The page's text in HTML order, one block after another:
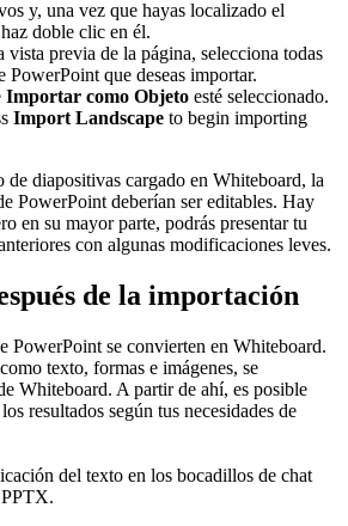
y, una vez que hayas localizado el
doble clic en él.
vista previa de la página, selecciona todas
PowerPoint que deseas importar.
Importar como Objeto esté seleccionado.
Import Landscape to begin importing
diapositivas cargado en Whiteboard, la
PowerPoint deberían ser editables. Hay
en su mayor parte, podrás presentar tu
con algunas modificaciones leves.
de la importación
PowerPoint se convierten en Whiteboard.
texto, formas e imágenes, se
Whiteboard. A partir de ahí, es posible
resultados según tus necesidades de
del texto en los bocadillos de chat